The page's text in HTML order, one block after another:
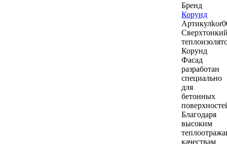
Бренд
Корунд
Артикул
Корунд
Фасад
разработан
специально
для
бетонных
Благодаря
высоким
качествам